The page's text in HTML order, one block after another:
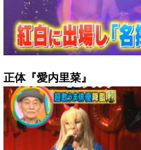
正体『愛内里菜』